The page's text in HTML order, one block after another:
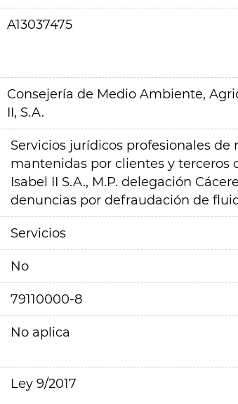
A13037475
Consejería de Medio Ambiente,
II, S.A.
Servicios jurídicos profesionales
mantenidas por clientes y terceros
Isabel II S.A., M.P. delegación
denuncias por defraudación de
Servicios
No
79110000-8
No aplica
Ley 9/2017